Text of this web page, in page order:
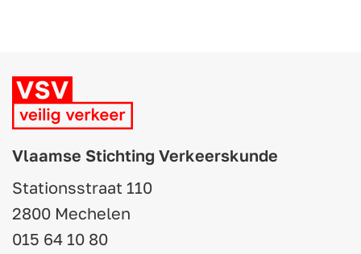
Vlaamse Stichting Verkeerskunde
Stationsstraat 110
2800 Mechelen
015 64 10 80